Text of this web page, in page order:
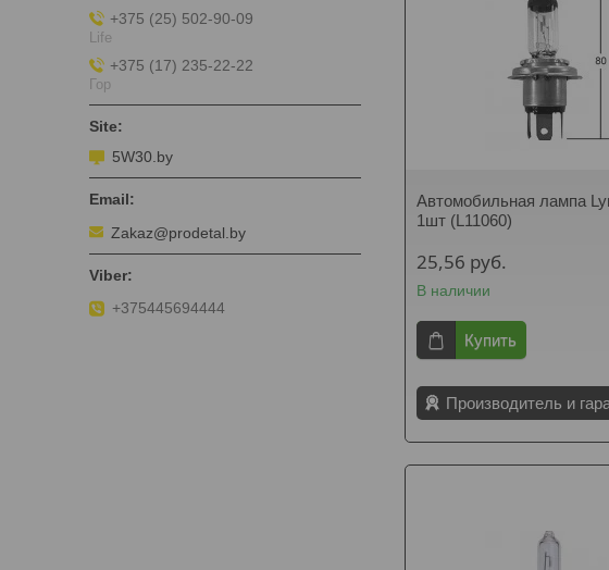
Автомобильная лампа
1шт (L11060)
25,56 руб.
В наличии
Купить
Производитель и
+375 (25) 502-90-09
Life
+375 (17) 235-22-22
Гор
5W30.by
Zakaz@prodetal.by
+375445694444